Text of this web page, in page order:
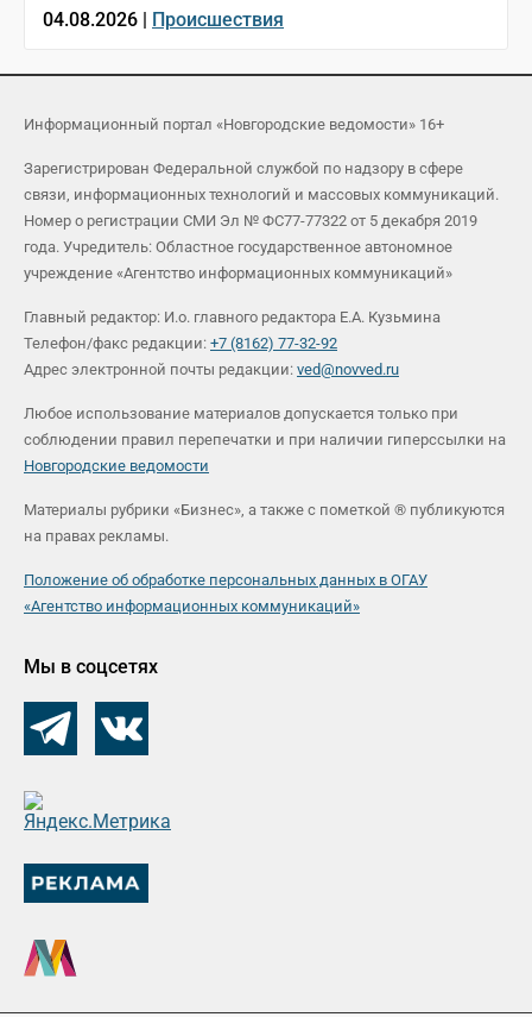
04.08.2026 | Происшествия
Информационный портал «Новгородские ведомости» 16+
Зарегистрирован Федеральной службой по надзору в сфере
связи, информационных технологий и массовых коммуникаций.
Номер о регистрации СМИ Эл № ФС77-77322 от 5 декабря 2019
года. Учредитель: Областное государственное автономное
учреждение «Агентство информационных коммуникаций»
Главный редактор: И.о. главного редактора Е.А. Кузьмина
Телефон/факс редакции: +7 (8162) 77-32-92
Адрес электронной почты редакции: ved@novved.ru
Любое использование материалов допускается только при
соблюдении правил перепечатки и при наличии гиперссылки на
Новгородские ведомости
Материалы рубрики «Бизнес», а также с пометкой ® публикуются
на правах рекламы.
Положение об обработке персональных данных в ОГАУ
«Агентство информационных коммуникаций»
Мы в соцсетях